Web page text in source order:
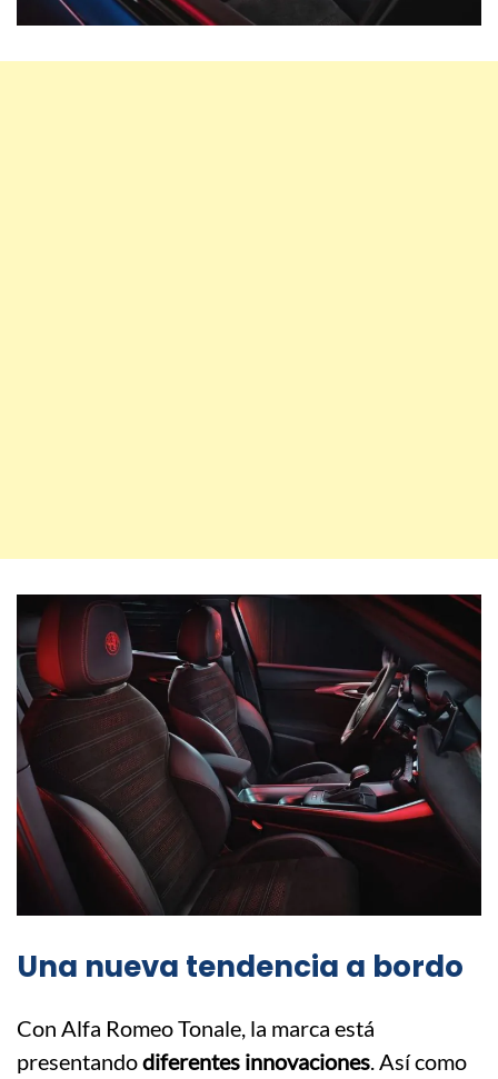
Una nueva tendencia a bordo
Con Alfa Romeo Tonale, la marca está
presentandodiferentes innovaciones. Así como